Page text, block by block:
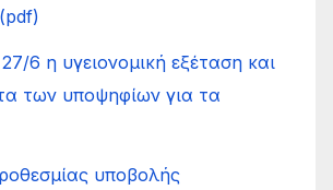
6 η υγειονομική εξέταση και
των υποψηφίων για τα
υποβολής